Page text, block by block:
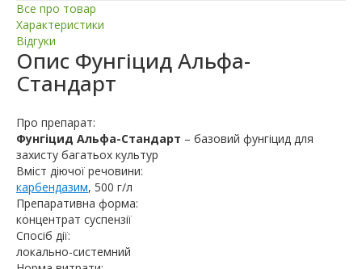
Все про товар
Характеристики
Відгуки
Опис Фунгіцид Альфа-
Стандарт
Про препарат:
Фунгіцид Альфа-Стандарт – базовий фунгіцид для
захисту багатьох культур
Вміст діючої речовини:
карбендазим, 500 г/л
Препаративна форма:
концентрат суспензії
Спосіб дії:
локально-системний